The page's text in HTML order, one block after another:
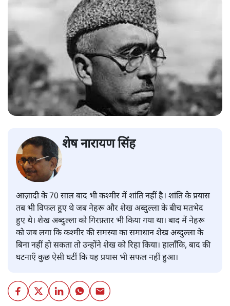
शेष नारायण सिंह
आज़ादी के 70 साल बाद भी कश्मीर में शांति नहीं है। शांति के प्रयास
तब भी विफल हुए थे जब नेहरू और शेख अब्दुल्ला के बीच मतभेद
हुए थे। शेख अब्दुल्ला को गिरफ़्तार भी किया गया था। बाद में नेहरू
को जब लगा कि कश्मीर की समस्या का समाधान शेख अब्दुल्ला के
बिना नहीं हो सकता तो उन्होंने शेख को रिहा किया। हालाँकि, बाद की
घटनाएँ कुछ ऐसी घटीं कि यह प्रयास भी सफल नहीं हुआ।